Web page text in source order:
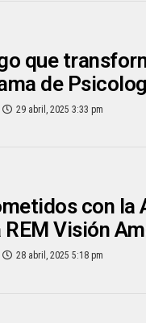
que
de
29 abril, 2025 3:33 pm
con la
REM Visión
28 abril, 2025 5:18 pm